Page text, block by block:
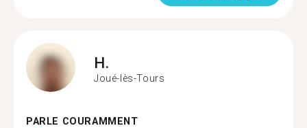
H.
Joué-lès-Tours
PARLE COURAMMENT